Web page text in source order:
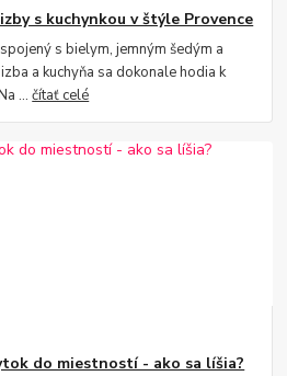
s kuchynkou v štýle Provence
s bielym, jemným šedým a
a kuchyňa sa dokonale hodia k
...čítať celé
do miestností - ako sa líšia?